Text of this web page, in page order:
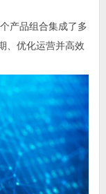
产品组合集成了多
、优化运营并高效